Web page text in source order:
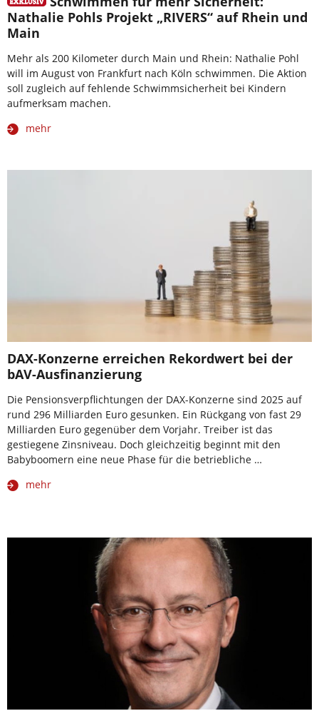
Nathalie Pohls Projekt „RIVERS“ auf Rhein und
Main
Mehr als 200 Kilometer durch Main und Rhein: Nathalie Pohl
will im August von Frankfurt nach Köln schwimmen. Die Aktion
soll zugleich auf fehlende Schwimmsicherheit bei Kindern
aufmerksam machen.
mehr
DAX-Konzerne erreichen Rekordwert bei der
bAV-Ausfinanzierung
Die Pensionsverpflichtungen der DAX-Konzerne sind 2025 auf
rund 296 Milliarden Euro gesunken. Ein Rückgang von fast 29
Milliarden Euro gegenüber dem Vorjahr. Treiber ist das
gestiegene Zinsniveau. Doch gleichzeitig beginnt mit den
Babyboomern eine neue Phase für die betriebliche …
mehr